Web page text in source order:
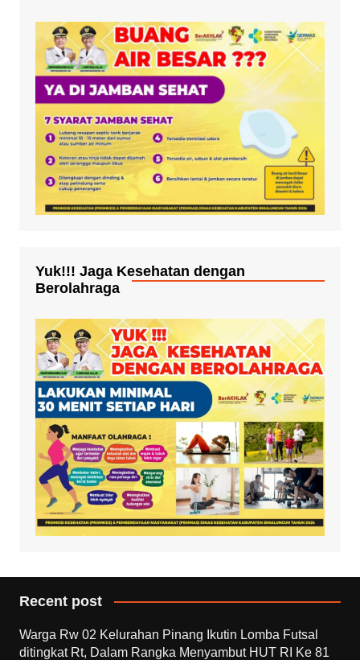
Yuk!!! Jaga Kesehatan dengan
Berolahraga
Recent post
Warga Rw 02 Kelurahan Pinang Ikutin Lomba Futsal
ditingkat Rt, Dalam Rangka Menyambut HUT RI Ke 81